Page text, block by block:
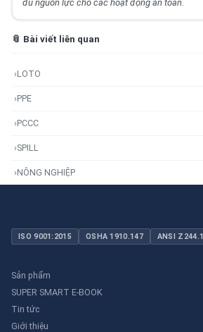
đủ nguồn lực cho các hoạt động an toàn.
📎 Bài viết liên quan
›LOTO
›PPE
›PCCC
›SPILL
›NÔNG NGHIỆP
ISO 9001:2015 OSHA 1910.147 ANSI Z244.1
Sản phẩm
SUPER SMART E-BOOK
Tin tức
Giới thiệu